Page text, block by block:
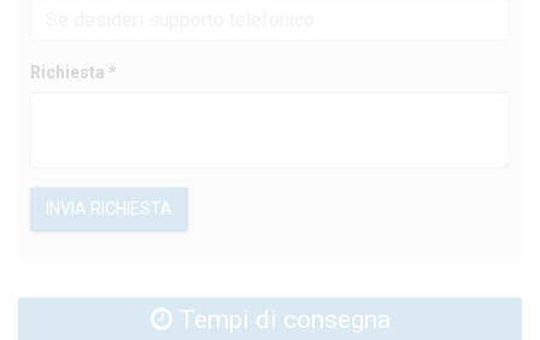
Richiesta *
INVIA RICHIESTA
Tempi di consegna